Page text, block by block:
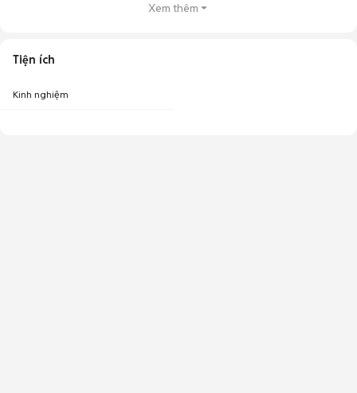
Xem thêm
Tiện ích
Kinh nghiệm